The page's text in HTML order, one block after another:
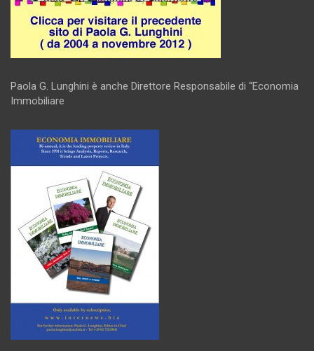
Paola G. Lunghini è anche Direttore Responsabile di “Economia
Immobiliare